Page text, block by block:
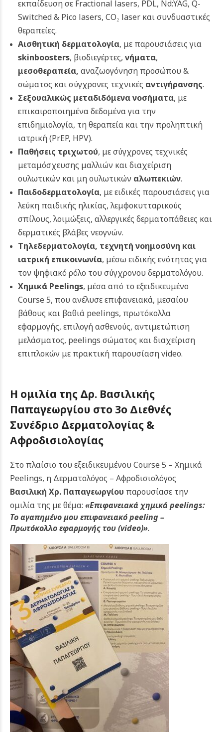
εκπαίδευση σε Fractional lasers, PDL, Nd:YAG, Q-
Switched & Pico lasers, CO₂ laser και συνδυαστικές
θεραπείες.
Αισθητική δερματολογία, με παρουσιάσεις για
skinboosters, βιοδιεγέρτες, νήματα,
μεσοθεραπεία, αναζωογόνηση προσώπου &
σώματος και σύγχρονες τεχνικές αντιγήρανσης.
Σεξουαλικώς μεταδιδόμενα νοσήματα, με
επικαιροποιημένα δεδομένα για την
επιδημιολογία, τη θεραπεία και την προληπτική
ιατρική (PrEP, HPV).
Παθήσεις τριχωτού, με σύγχρονες τεχνικές
μεταμόσχευσης μαλλιών και διαχείριση
ουλωτικών και μη ουλωτικών αλωπεκιών.
Παιδοδερματολογία, με ειδικές παρουσιάσεις για
λεύκη παιδικής ηλικίας, λεμφοκυτταρικούς
σπίλους, λοιμώξεις, αλλεργικές δερματοπάθειες και
δερματικές βλάβες νεογνών.
Τηλεδερματολογία, τεχνητή νοημοσύνη και
ιατρική επικοινωνία, μέσω ειδικής ενότητας για
τον ψηφιακό ρόλο του σύγχρονου δερματολόγου.
Χημικά Peelings, μέσα από το εξειδικευμένο
Course 5, που ανέλυσε επιφανειακά, μεσαίου
βάθους και βαθιά peelings, πρωτόκολλα
εφαρμογής, επιλογή ασθενούς, αντιμετώπιση
μελάσματος, peelings σώματος και διαχείριση
επιπλοκών με πρακτική παρουσίαση video.
Η ομιλία της Δρ. Βασιλικής
Παπαγεωργίου στο 3ο Διεθνές
Συνέδριο Δερματολογίας &
Αφροδισιολογίας
Στο πλαίσιο του εξειδικευμένου Course 5 – Χημικά
Peelings, η Δερματολόγος – Αφροδισιολόγος
Βασιλική Χρ. Παπαγεωργίου παρουσίασε την
ομιλία της με θέμα: «Επιφανειακά χημικά peelings:
Το αγαπημένο μου επιφανειακό peeling –
Πρωτόκολλο εφαρμογής του (video)».